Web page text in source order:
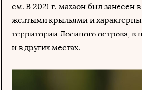
см. В 2021 г. махаон был занесен
желтыми крыльями и
территории Лосиного острова,
и в других местах.